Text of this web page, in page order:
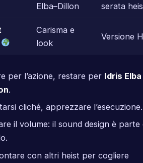
Elba–Dillon
serata
Carisma e
look
Versione
per l’azione, restare per Idris Elba
.
cliché, apprezzare l’esecuzione.
il volume: il sound design è parte
con altri heist per cogliere